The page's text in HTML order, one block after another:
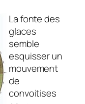
La fonte des
glaces
semble
esquisser un
mouvement
de
convoitises